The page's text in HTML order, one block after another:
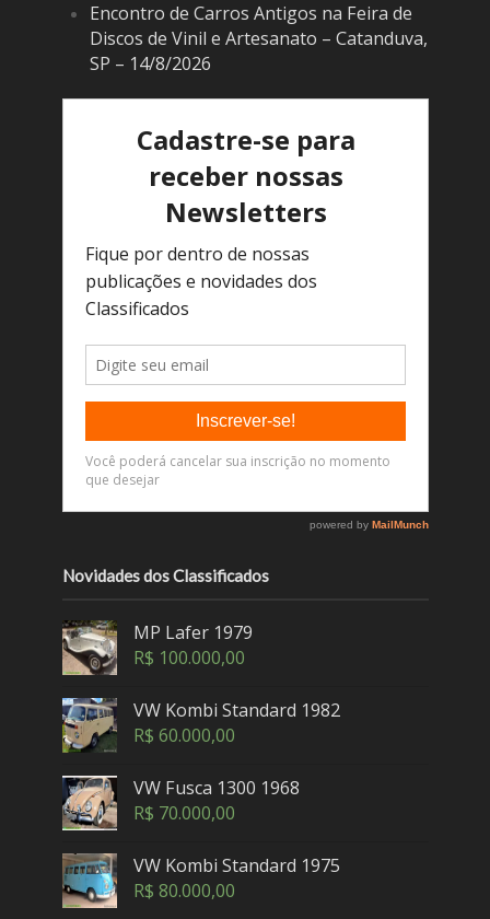
Encontro de Carros Antigos na Feira de
Discos de Vinil e Artesanato – Catanduva,
SP – 14/8/2026
Novidades dos Classificados
MP Lafer 1979
R$ 100.000,00
VW Kombi Standard 1982
R$ 60.000,00
VW Fusca 1300 1968
R$ 70.000,00
VW Kombi Standard 1975
R$ 80.000,00